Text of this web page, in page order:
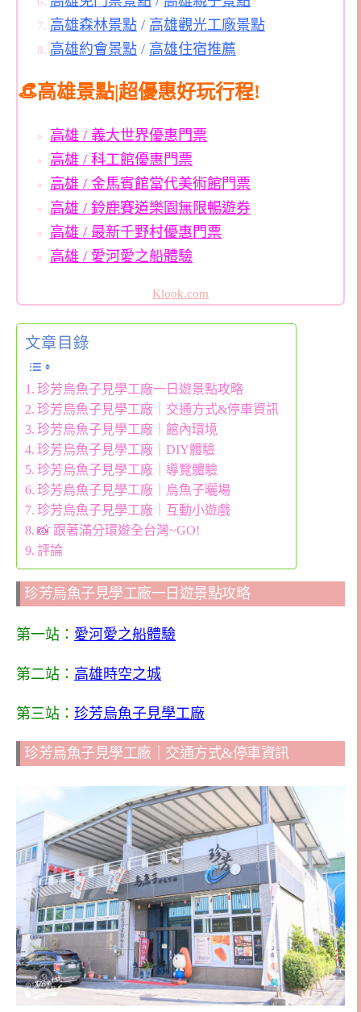
高雄森林景點 / 高雄觀光工廠景點
高雄約會景點 / 高雄住宿推薦
👒高雄景點|超優惠好玩行程!
高雄 / 義大世界優惠門票
高雄 / 科工館優惠門票
高雄 / 金馬賓館當代美術館門票
高雄 / 鈴鹿賽道樂園無限暢遊券
高雄 / 最新千野村優惠門票
高雄 / 愛河愛之船體驗
Klook.com
文章目錄
珍芳烏魚子見學工廠一日遊景點攻略
珍芳烏魚子見學工廠｜交通方式&停車資訊
珍芳烏魚子見學工廠｜館內環境
珍芳烏魚子見學工廠｜DIY體驗
珍芳烏魚子見學工廠｜導覽體驗
珍芳烏魚子見學工廠｜烏魚子曬場
珍芳烏魚子見學工廠｜互動小遊戲
📸 跟著滿分環遊全台灣~GO!
評論
珍芳烏魚子見學工廠一日遊景點攻略
第一站： 愛河愛之船體驗
第二站： 高雄時空之城
第三站： 珍芳烏魚子見學工廠
珍芳烏魚子見學工廠｜交通方式&停車資訊